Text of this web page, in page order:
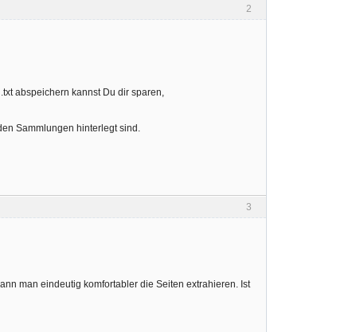
2
abspeichern kannst Du dir sparen,
Sammlungen hinterlegt sind.
3
man eindeutig komfortabler die Seiten extrahieren. Ist